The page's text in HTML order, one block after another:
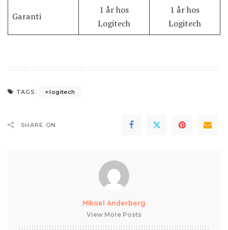
Garanti
1 år hos
Logitech
1 år hos
Logitech
TAGS: logitech
SHARE ON
Mikael Anderberg
View More Posts